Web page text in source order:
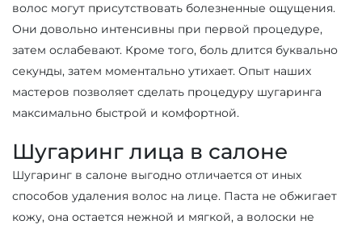
волос могут присутствовать болезненные ощущения.
Они довольно интенсивны при первой процедуре,
затем ослабевают. Кроме того, боль длится буквально
секунды, затем моментально утихает. Опыт наших
мастеров позволяет сделать процедуру шугаринга
максимально быстрой и комфортной.
Шугаринг лица в салоне
Шугаринг в салоне выгодно отличается от иных
способов удаления волос на лице. Паста не обжигает
кожу, она остается нежной и мягкой, а волоски не